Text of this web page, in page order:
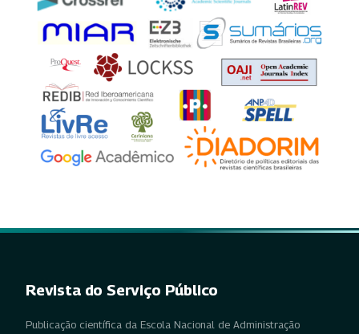
Revista do Serviço Público
Publicação científica da Escola Nacional de Administração